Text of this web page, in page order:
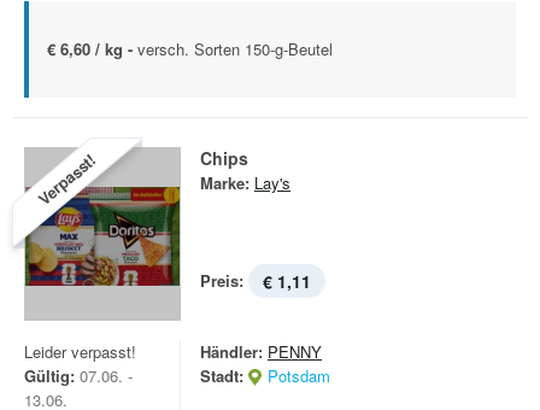
€ 6,60 / kg - versch. Sorten 150-g-Beutel
Verpasst! Chips
Marke: Lay's
Preis: € 1,11
Leider verpasst!
Gültig: 07.06. -
13.06.
Händler: PENNY
Stadt:
Potsdam